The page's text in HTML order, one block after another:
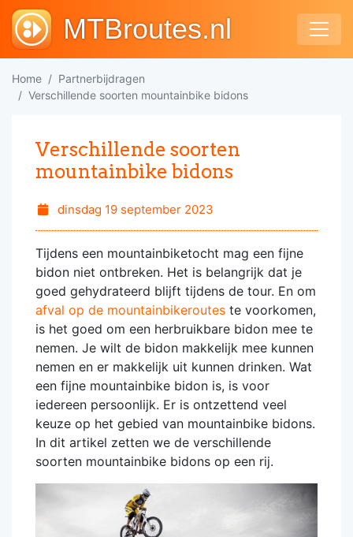
MTBroutes.nl
Home
Partnerbijdragen
Verschillende soorten mountainbike bidons
Verschillende soorten
mountainbike bidons
dinsdag 19 september 2023
Tijdens een mountainbiketocht mag een fijne
bidon niet ontbreken. Het is belangrijk dat je
goed gehydrateerd blijft tijdens de tour. En om
afval op de mountainbikeroutes te voorkomen,
is het goed om een herbruikbare bidon mee te
nemen. Je wilt de bidon makkelijk mee kunnen
nemen en er makkelijk uit kunnen drinken. Wat
een fijne mountainbike bidon is, is voor
iedereen persoonlijk. Er is ontzettend veel
keuze op het gebied van mountainbike bidons.
In dit artikel zetten we de verschillende
soorten mountainbike bidons op een rij.